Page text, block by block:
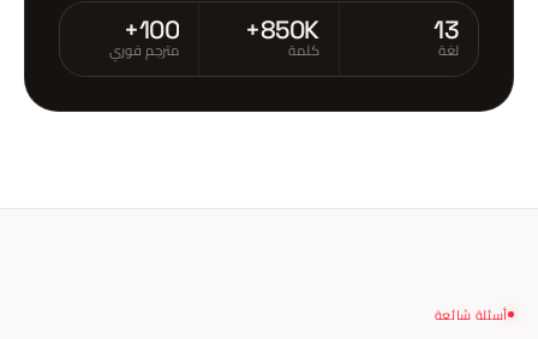
13
لغة 850K+
كلمة 100+
مترجم فوري
أسئلة شائعة